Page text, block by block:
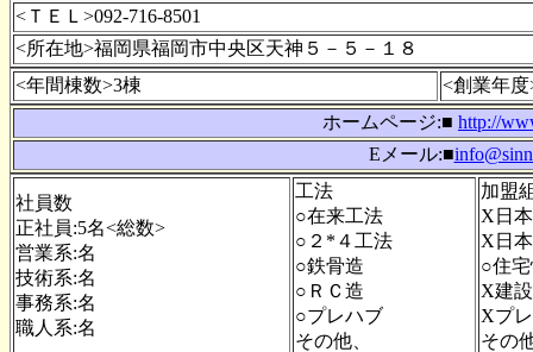
<ＴＥＬ>092-716-8501
<所在地>福岡県福岡市中央区天神５－５－１８
<年間棟数>3棟
<創業年度
ホームページ:■ http://
Eメール:■
社員数
正社員:5名<総数>
営業系:名
技術系:名
事務系:名
職人系:名
工法
○在来工法
○２*４工法
○鉄骨造
○ＲＣ造
○プレハブ
その他、
加盟
X日
X日
○住
X建
Xプ
その